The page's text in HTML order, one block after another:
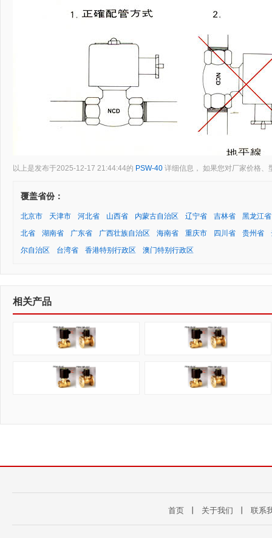
以上是发布于2025-12-17 21:44:44的 PSW-40 详细信息， 如果您对厂家价格
覆盖省份：
北京市 天津市 河北省 山西省 内蒙古自治区 辽宁省 吉林省
黑龙江省
北省
湖南省 广东省 广西壮族自治区 海南省 重庆市 四川省 贵州省
尔自治区
台湾省 香港特别行政区 澳门特别行政区
相关产品
首页 丨 关于我们 丨 联系